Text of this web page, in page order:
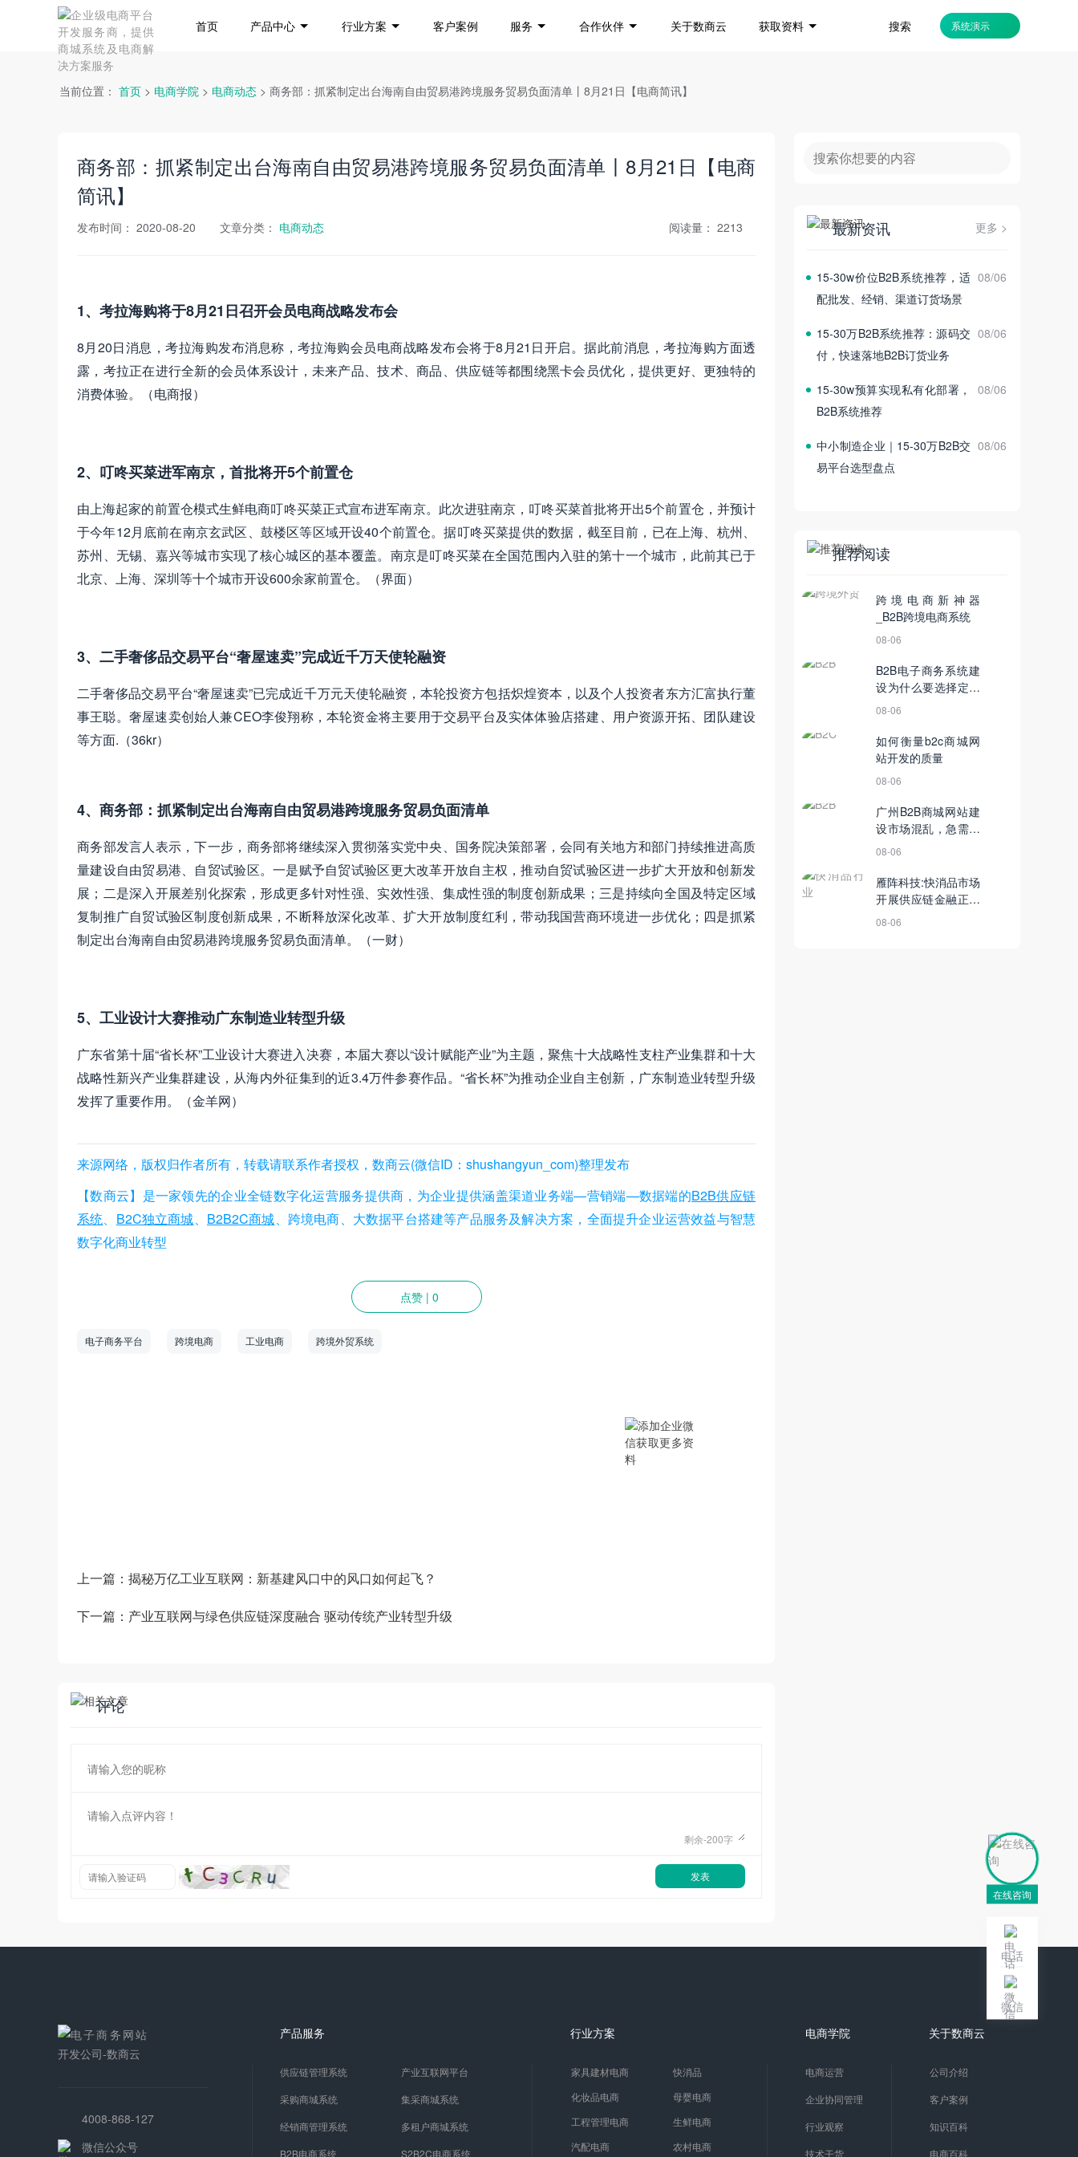
首页 产品中心 行业方案 客户案例 服务 合作伙伴 关于数商云 获取资料 搜索 系统演示
当前位置： 首页 > 电商学院 > 电商动态 > 商务部：抓紧制定出台海南自由贸易港跨境服务贸易负面清单丨8月21日【电商简讯】
商务部：抓紧制定出台海南自由贸易港跨境服务贸易负面清单丨8月21日【电商
简讯】
发布时间： 2020-08-20 文章分类： 电商动态 阅读量： 2213
1、考拉海购将于8月21日召开会员电商战略发布会
8月20日消息，考拉海购发布消息称，考拉海购会员电商战略发布会将于8月21日开启。据此前消息，考拉海购方面透
露，考拉正在进行全新的会员体系设计，未来产品、技术、商品、供应链等都围绕黑卡会员优化，提供更好、更独特的
消费体验。（电商报）
2、叮咚买菜进军南京，首批将开5个前置仓
由上海起家的前置仓模式生鲜电商叮咚买菜正式宣布进军南京。此次进驻南京，叮咚买菜首批将开出5个前置仓，并预计
于今年12月底前在南京玄武区、鼓楼区等区域开设40个前置仓。据叮咚买菜提供的数据，截至目前，已在上海、杭州、
苏州、无锡、嘉兴等城市实现了核心城区的基本覆盖。南京是叮咚买菜在全国范围内入驻的第十一个城市，此前其已于
北京、上海、深圳等十个城市开设600余家前置仓。（界面）
3、二手奢侈品交易平台“奢屋速卖”完成近千万天使轮融资
二手奢侈品交易平台“奢屋速卖”已完成近千万元天使轮融资，本轮投资方包括炽煌资本，以及个人投资者东方汇富执行董
事王聪。奢屋速卖创始人兼CEO李俊翔称，本轮资金将主要用于交易平台及实体体验店搭建、用户资源开拓、团队建设
等方面.（36kr）
4、商务部：抓紧制定出台海南自由贸易港跨境服务贸易负面清单
商务部发言人表示，下一步，商务部将继续深入贯彻落实党中央、国务院决策部署，会同有关地方和部门持续推进高质
量建设自由贸易港、自贸试验区。一是赋予自贸试验区更大改革开放自主权，推动自贸试验区进一步扩大开放和创新发
展；二是深入开展差别化探索，形成更多针对性强、实效性强、集成性强的制度创新成果；三是持续向全国及特定区域
复制推广自贸试验区制度创新成果，不断释放深化改革、扩大开放制度红利，带动我国营商环境进一步优化；四是抓紧
制定出台海南自由贸易港跨境服务贸易负面清单。（一财）
5、工业设计大赛推动广东制造业转型升级
广东省第十届“省长杯”工业设计大赛进入决赛，本届大赛以“设计赋能产业”为主题，聚焦十大战略性支柱产业集群和十大
战略性新兴产业集群建设，从海内外征集到的近3.4万件参赛作品。“省长杯”为推动企业自主创新，广东制造业转型升级
发挥了重要作用。（金羊网）
来源网络，版权归作者所有，转载请联系作者授权，数商云(微信ID：shushangyun_com)整理发布
【数商云】是一家领先的企业全链数字化运营服务提供商，为企业提供涵盖渠道业务端—营销端—数据端的B2B供应链
系统、 B2C独立商城、 B2B2C商城、跨境电商、大数据平台搭建等产品服务及解决方案，全面提升企业运营效益与智慧
数字化商业转型
点赞 | 0
电子商务平台 跨境电商 工业电商 跨境外贸系统
上一篇： 揭秘万亿工业互联网：新基建风口中的风口如何起飞？
下一篇： 产业互联网与绿色供应链深度融合 驱动传统产业转型升级
评论
剩余-200字
发表
最新资讯 更多 >
15‑30w价位B2B系统推荐，适
配批发、经销、渠道订货场景
08/06
15‑30万B2B系统推荐：源码交
付，快速落地B2B订货业务
08/06
15‑30w预算实现私有化部署，
B2B系统推荐
08/06
中小制造企业｜15‑30万B2B交
易平台选型盘点
08/06
推荐阅读
跨境电商新神器
_B2B跨境电商系统
08-06
B2B电子商务系统建
设为什么要选择定制
的？
08-06
如何衡量b2c商城网
站开发的质量
08-06
广州B2B商城网站建
设市场混乱，急需改
变
08-06
雁阵科技:快消品市场
开展供应链金融正当
时
08-06
4008-868-127
微信公众号
产品服务
供应链管理系统
产业互联网平台
采购商城系统
集采商城系统
经销商管理系统
多租户商城系统
B2B电商系统
S2B2C电商系统
行业方案
家具建材电商
快消品
化妆品电商
母婴电商
工程管理电商
生鲜电商
汽配电商
农村电商
电商学院
电商运营
企业协同管理
行业观察
技术干货
关于数商云
公司介绍
客户案例
知识百科
电商百科
在线咨询
电话
微信